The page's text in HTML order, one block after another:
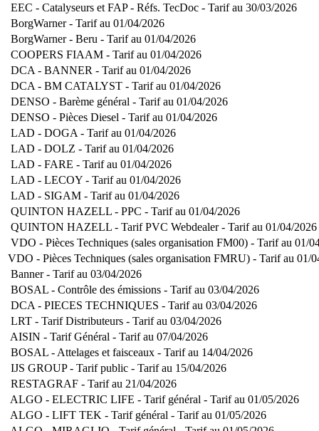
EEC - Catalyseurs et FAP - Réfs. TecDoc - Tarif au 30/03/2026
BorgWarner - Tarif au 01/04/2026
BorgWarner - Beru - Tarif au 01/04/2026
COOPERS FIAAM - Tarif au 01/04/2026
DCA - BANNER - Tarif au 01/04/2026
DCA - BM CATALYST - Tarif au 01/04/2026
DENSO - Barème général - Tarif au 01/04/2026
DENSO - Pièces Diesel - Tarif au 01/04/2026
LAD - DOGA - Tarif au 01/04/2026
LAD - DOLZ - Tarif au 01/04/2026
LAD - FARE - Tarif au 01/04/2026
LAD - LECOY - Tarif au 01/04/2026
LAD - SIGAM - Tarif au 01/04/2026
QUINTON HAZELL - PPC - Tarif au 01/04/2026
QUINTON HAZELL - Tarif PVC Webdealer - Tarif au 01/04/2026
VDO - Pièces Techniques (sales organisation FM00) - Tarif au 01/
VDO - Pièces Techniques (sales organisation FMRU) - Tarif au 01/
Banner - Tarif au 03/04/2026
BOSAL - Contrôle des émissions - Tarif au 03/04/2026
DCA - PIECES TECHNIQUES - Tarif au 03/04/2026
LRT - Tarif Distributeurs - Tarif au 03/04/2026
AISIN - Tarif Général - Tarif au 07/04/2026
BOSAL - Attelages et faisceaux - Tarif au 14/04/2026
IJS GROUP - Tarif public - Tarif au 15/04/2026
RESTAGRAF - Tarif au 21/04/2026
ALGO - ELECTRIC LIFE - Tarif général - Tarif au 01/05/2026
ALGO - LIFT TEK - Tarif général - Tarif au 01/05/2026